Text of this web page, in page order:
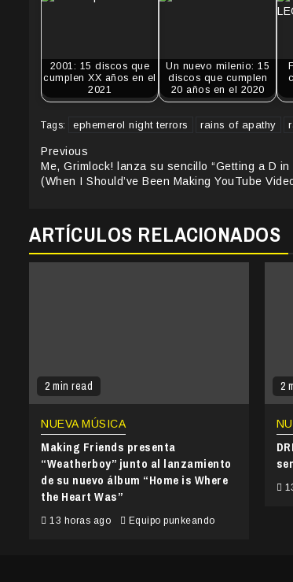
2001: 15 discos que
cumplen XX años en el
2021
Un nuevo milenio: 15
discos que cumplen
20 años en el 2020
Tags: ephemerol night terrors rains of apathy
Continue
Reading
Previous
Me, Grimlock! lanza su sencillo “Getting a D in
(When I Should’ve Been Making YouTube
ARTÍCULOS RELACIONADOS
2 min read
NUEVA MÚSICA
Making Friends presenta
“Weatherboy” junto al lanzamiento
de su nuevo álbum “Home is Where
the Heart Was”
13 horas ago Equipo punkeando
2